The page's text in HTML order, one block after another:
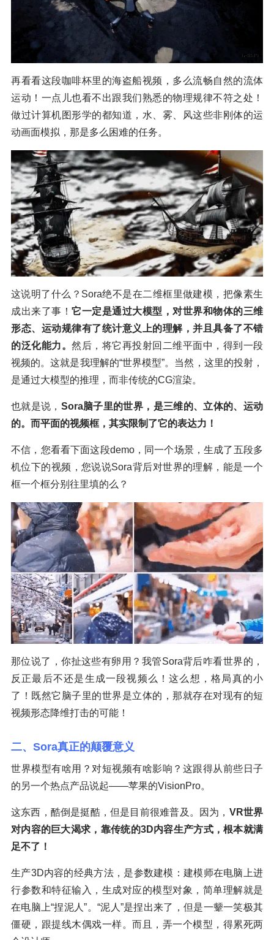
再看看这段咖啡杯里的海盗船视频，多么流畅自然的流体
运动！一点儿也看不出跟我们熟悉的物理规律不符之处！
做过计算机图形学的都知道，水、雾、风这些非刚体的运
动画面模拟，那是多么困难的任务。
这说明了什么？Sora绝不是在二维框里做建模，把像素生
成出来了事！ 它一定是通过大模型，对世界和物体的三维
形态、运动规律有了统计意义上的理解，并且具备了不错
的泛化能力。 然后，将它再投射回二维平面中，得到一段
视频的。这就是我理解的“世界模型”。当然，这里的投射，
是通过大模型的推理，而非传统的CG渲染。
也就是说， Sora脑子里的世界，是三维的、立体的、运动
的。而平面的视频框，其实限制了它的表达力！
不信，您看看下面这段demo，同一个场景，生成了五段多
机位下的视频，您说说Sora背后对世界的理解，能是一个
框一个框分别往里填的么？
那位说了，你扯这些有卵用？我管Sora背后咋看世界的，
反正最后不还是生成一段视频么！这么想，格局真的小
了！既然它脑子里的世界是立体的，那就存在对现有的短
视频形态降维打击的可能！
二、Sora真正的颠覆意义
世界模型有啥用？对短视频有啥影响？这跟得从前些日子
的另一个热点产品说起——苹果的VisionPro。
这东西，酷倒是挺酷，但是目前很难普及。因为， VR世界
对内容的巨大渴求，靠传统的3D内容生产方式，根本就满
足不了！
生产3D内容的经典方法，是参数建模：建模师在电脑上进
行参数和特征输入，生成对应的模型对象，简单理解就是
在电脑上“捏泥人”。“泥人”是捏出来了，但是一颦一笑极其
僵硬，跟提线木偶戏一样。而且，弄一个模型，得累死两